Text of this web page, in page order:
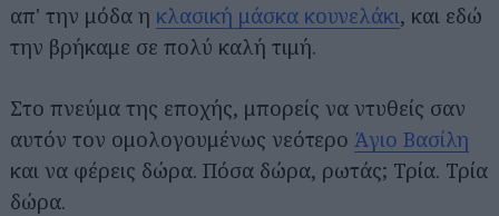
απ' την μόδα η κλασική μάσκα κουνελάκι, και εδώ
την βρήκαμε σε πολύ καλή τιμή.
Στο πνεύμα της εποχής, μπορείς να ντυθείς σαν
αυτόν τον ομολογουμένως νεότερο Άγιο Βασίλη
και να φέρεις δώρα. Πόσα δώρα, ρωτάς; Τρία. Τρία
δώρα.